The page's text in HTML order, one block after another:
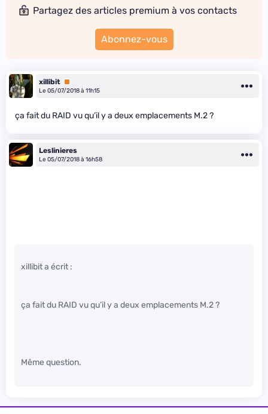
Partagez des articles premium à vos contacts
Abonnez-vous
xillibit Premium
Le 05/07/2018 à 11h15
ça fait du RAID vu qu’il y a deux emplacements M.2 ?
Leslinieres
Le 05/07/2018 à 16h58
xillibit a écrit :
ça fait du RAID vu qu’il y a deux emplacements M.2 ?
Même question.